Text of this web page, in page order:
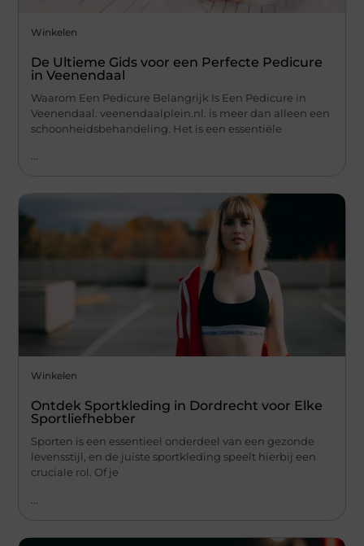
Winkelen
De Ultieme Gids voor een Perfecte Pedicure
in Veenendaal
Waarom Een Pedicure Belangrijk Is Een Pedicure in
Veenendaal. veenendaalplein.nl. is meer dan alleen een
schoonheidsbehandeling. Het is een essentiële
...
Winkelen
Ontdek Sportkleding in Dordrecht voor Elke
Sportliefhebber
Sporten is een essentieel onderdeel van een gezonde
levensstijl, en de juiste sportkleding speelt hierbij een
cruciale rol. Of je